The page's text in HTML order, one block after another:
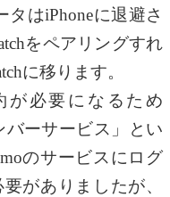
タはiPhoneに退避さ
をペアリングすれ
に移ります。
が必要になるため
バーサービス」とい
のサービスにログ
がありましたが、